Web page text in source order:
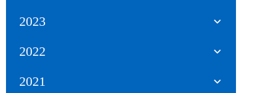
2023
2022
2021